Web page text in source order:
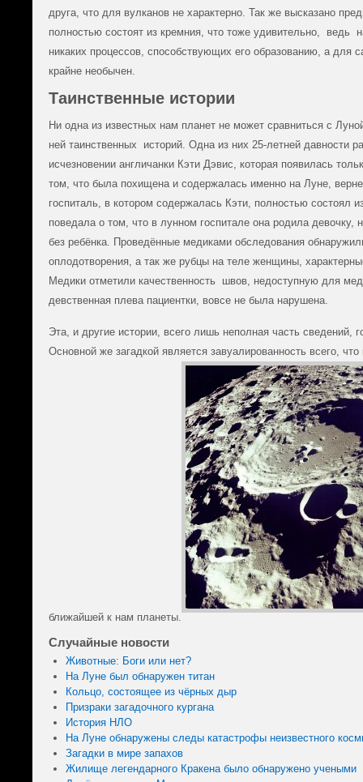
друга, что для вулканов не характерно. Так же высказано
полностью состоят из кремния, что тоже удивительно, ведь
никаких процессов, способствующих его образованию, а для
крайне необычен.
Таинственные истории
Ни одна из известных нам планет не может сравниться с
ней таинственных историй. Одна из них 25-летней давности
исчезновении англичанки Кэти Дэвис, которая появилась
том, что была похищена и содержалась именно на Луне,
госпиталь, в котором содержалась Кэти, полностью состоял
поведала о том, что в лунном госпитале она родила девочку,
без ребёнка. Проведённые медиками обследования
оплодотворения, а так же рубцы на теле женщины,
Медики отметили качественность швов, недоступную для
девственная плева пациентки, вовсе не была нарушена.
Эта, и другие истории, всего лишь неполная часть сведений,
Основной же загадкой является завуалированность всего,
ближайшей к нам планеты.
Случайные новости
Животные: Боги или нет?
На Луне был обнаружен титан
Кольцо, состоящее из чёрных дыр
Призраки загадочного кургана
История НЛО
На Луне обнаружены следы катастрофы неизвестного
Загадки в мире запахов
Жилище легендарного Кракена было обнаружено учеными